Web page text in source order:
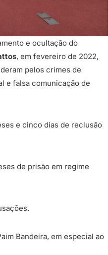
e ocultação do
, em fevereiro de 2022,
pelos crimes de
e falsa comunicação de
e cinco dias de reclusão
de prisão em regime
Bandeira, em especial ao